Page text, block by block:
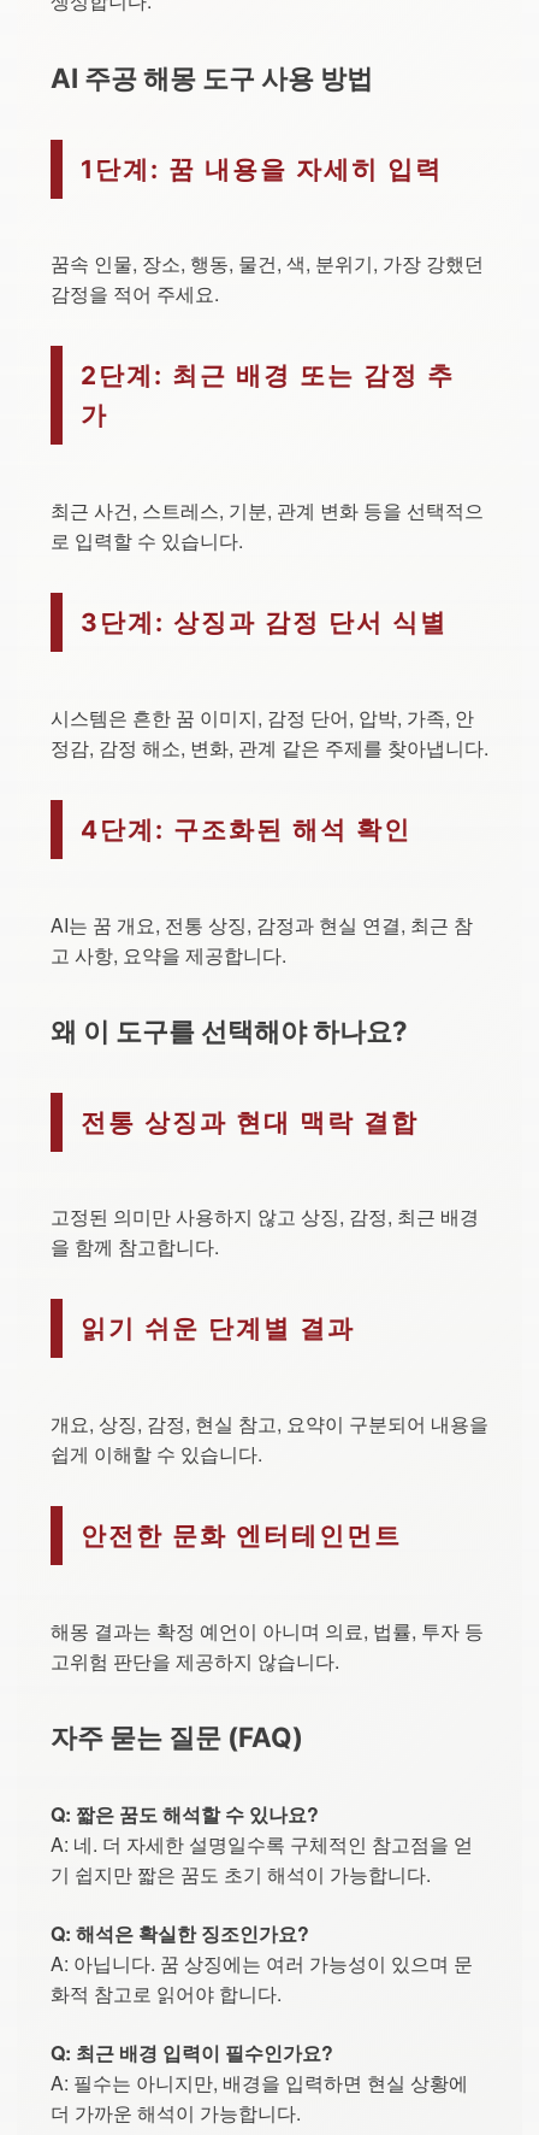
AI 주공 해몽 도구 사용 방법
1단계: 꿈 내용을 자세히 입력
꿈속 인물, 장소, 행동, 물건, 색, 분위기, 가장 강했던
감정을 적어 주세요.
2단계: 최근 배경 또는 감정 추
가
최근 사건, 스트레스, 기분, 관계 변화 등을 선택적으
로 입력할 수 있습니다.
3단계: 상징과 감정 단서 식별
시스템은 흔한 꿈 이미지, 감정 단어, 압박, 가족, 안
정감, 감정 해소, 변화, 관계 같은 주제를 찾아냅니다.
4단계: 구조화된 해석 확인
AI는 꿈 개요, 전통 상징, 감정과 현실 연결, 최근 참
고 사항, 요약을 제공합니다.
왜 이 도구를 선택해야 하나요?
전통 상징과 현대 맥락 결합
고정된 의미만 사용하지 않고 상징, 감정, 최근 배경
을 함께 참고합니다.
읽기 쉬운 단계별 결과
개요, 상징, 감정, 현실 참고, 요약이 구분되어 내용을
쉽게 이해할 수 있습니다.
안전한 문화 엔터테인먼트
해몽 결과는 확정 예언이 아니며 의료, 법률, 투자 등
고위험 판단을 제공하지 않습니다.
자주 묻는 질문 (FAQ)
Q: 짧은 꿈도 해석할 수 있나요?
A: 네. 더 자세한 설명일수록 구체적인 참고점을 얻
기 쉽지만 짧은 꿈도 초기 해석이 가능합니다.
Q: 해석은 확실한 징조인가요?
A: 아닙니다. 꿈 상징에는 여러 가능성이 있으며 문
화적 참고로 읽어야 합니다.
Q: 최근 배경 입력이 필수인가요?
A: 필수는 아니지만, 배경을 입력하면 현실 상황에
더 가까운 해석이 가능합니다.